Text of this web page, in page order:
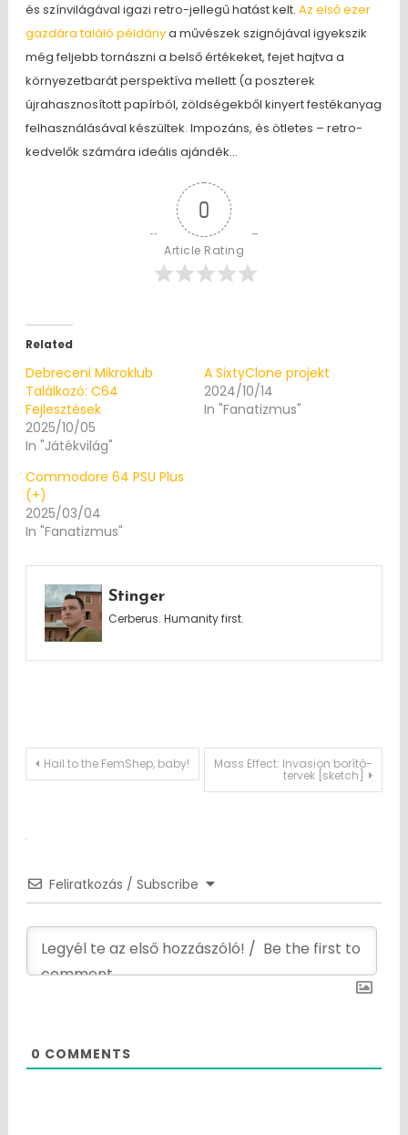
és színvilágával igazi retro-jellegű hatást kelt. Az első ezer
gazdára találó példánya művészek szignójával igyekszik
még feljebb tornászni a belső értékeket, fejet hajtva a
környezetbarát perspektíva mellett (a poszterek
újrahasznosított papírból, zöldségekből kinyert festékanyag
felhasználásával készültek. Impozáns, és ötletes – retro-
kedvelők számára ideális ajándék…
0
Article Rating
Related
Debreceni Mikroklub
Találkozó: C64
Fejlesztések
2025/10/05
In "Játékvilág"
A SixtyClone projekt
2024/10/14
In "Fanatizmus"
Commodore 64 PSU Plus
(+)
2025/03/04
In "Fanatizmus"
Stinger
Cerberus. Humanity first.
Post
Hail to the FemShep, baby! Mass Effect: Invasion borító-
tervek [sketch]
Feliratkozás / Subscribe
0 COMMENTS